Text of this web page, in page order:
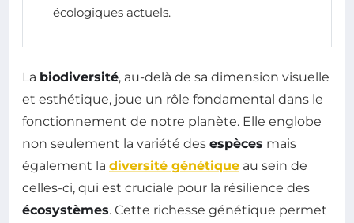
écologiques actuels.
La biodiversité, au-delà de sa dimension visuelle
et esthétique, joue un rôle fondamental dans le
fonctionnement de notre planète. Elle englobe
non seulement la variété des espèces mais
également la diversité génétique au sein de
celles-ci, qui est cruciale pour la résilience des
écosystèmes. Cette richesse génétique permet